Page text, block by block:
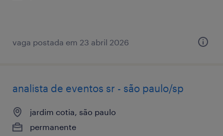
vaga postada em 23 abril 2026
analista de eventos sr - são paulo/sp
jardim cotia, são paulo
permanente